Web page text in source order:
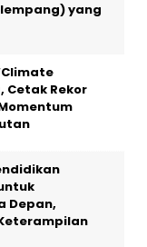
yang
Cetak Rekor
Depan,